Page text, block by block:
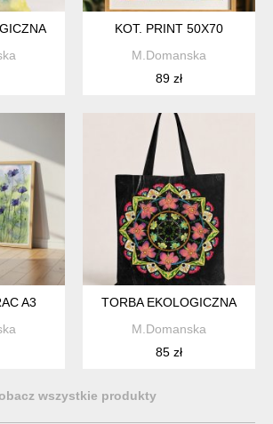
KOT. PRINT 50X70
M.Domanska
89 zł
A3
TORBA EKOLOGICZNA
M.Domanska
85 zł
wszystkie produkty